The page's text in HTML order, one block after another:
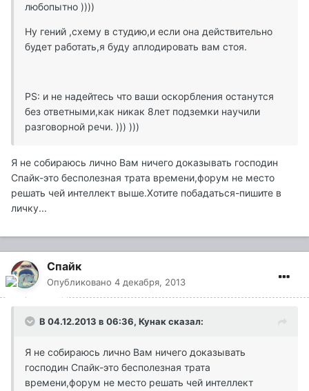
любопытно ))))
Ну гений ,схему в студию,и если она действительно
будет работать,я буду аплодировать вам стоя.
PS: и не надейтесь что ваши оскорбления останутся
без ответными,как никак 8лет подземки научили
разговорной речи. ))) )))
Я не собираюсь лично Вам ничего доказывать господин
Спайк-это бесполезная трата времени,форум не место
решать чей интеллект выше.Хотите побадаться-пишите в
личку...
Спайк
Опубликовано 4 декабря, 2013
В 04.12.2013 в 06:36, Кунак сказал:
Я не собираюсь лично Вам ничего доказывать
господин Спайк-это бесполезная трата
времени,форум не место решать чей интеллект